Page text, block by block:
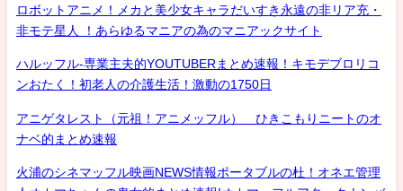
ロボットアニメ！メカと美少女キャラだいすき永遠の非リア充・
非モテ星人 ！あらゆるマニアの為のマニアックサイト
ハルッフル-専業主夫的YOUTUBERまとめ速報！キモデブロリコ
ンおたく！初老人の介護生活！激動の1750日
アニゲタレスト（元祖！アニメッフル） ひきこもりニートのオ
ナベ的まとめ速報
火浦のシネマッフル映画NEWS情報ポータブルの杜！オネエ管理